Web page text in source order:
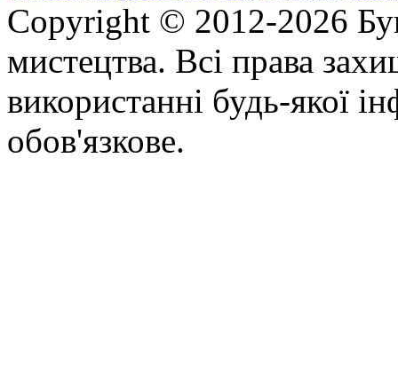
Copyright © 2012-2026
мистецтва. Всі права
використанні будь-якої
обов'язкове.